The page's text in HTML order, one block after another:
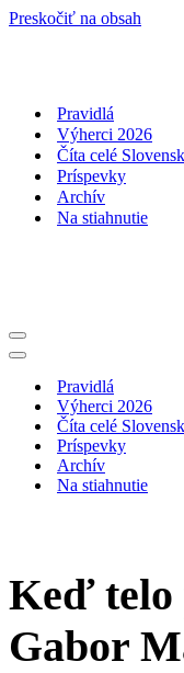
Preskočiť na obsah
Pravidlá
Výherci 2026
Číta celé
Príspevky
Archív
Na stiahnutie
Menu
navigácie
Menu
navigáciePravidlá
Výherci 2026
Číta celé
Príspevky
Archív
Na stiahnutie
Keď telo
Gabor